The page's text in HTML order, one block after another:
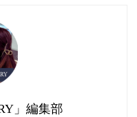
」編集部